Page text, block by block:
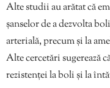
Alte studii au arătat că
șanselor de a dezvolta
arterială, precum și la
Alte cercetări sugerează
rezistenței la boli și la